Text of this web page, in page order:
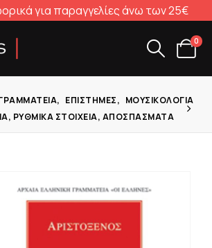
για παραγγελίες άνω των 25€
0
, ΕΠΙΣΤΉΜΕΣ, ΜΟΥΣΙΚΟΛΟΓΊΑ
ΡΥΘΜΙΚΆ ΣΤΟΙΧΕΊΑ, ΑΠΟΣΠΆΣΜΑΤΑ